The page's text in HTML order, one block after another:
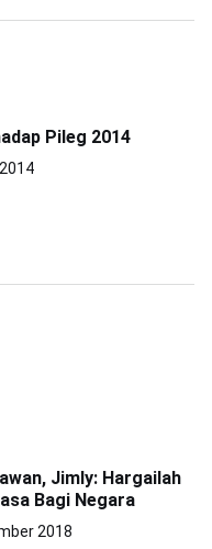
Pileg 2014
Jimly: Hargailah
Bagi Negara
2018